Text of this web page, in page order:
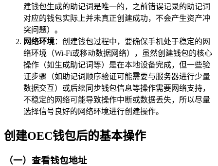
建钱包生成的助记词是唯一的，之前错误记录的助记词
对应的钱包实际上并未真正创建成功，不会产生资产冲
突问题）。
网络环境：创建钱包过程中，要确保手机处于稳定的网
络环境（Wi-Fi或移动数据网络），虽然创建钱包的核心
操作（如生成助记词等）是在本地设备完成，但一些验
证步骤（如助记词顺序验证可能需要与服务器进行少量
数据交互）或后续同步钱包信息等操作需要网络支持，
不稳定的网络可能导致操作中断或数据丢失，所以尽量
选择信号良好的网络环境进行创建操作。
创建OEC钱包后的基本操作
（一）查看钱包地址